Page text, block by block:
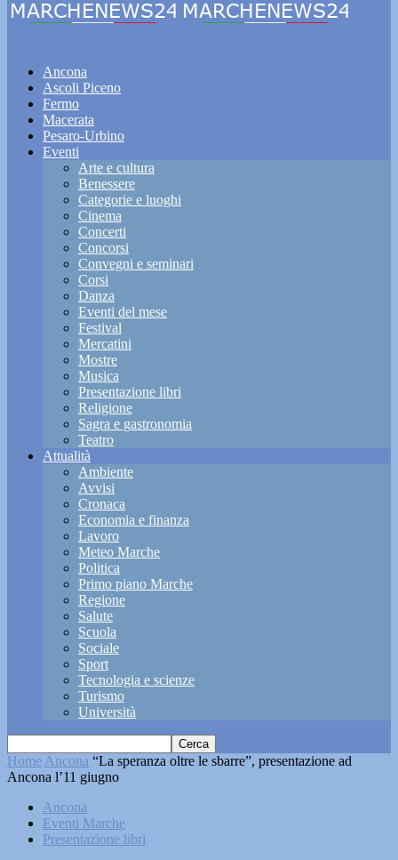
Ancona
Ascoli Piceno
Fermo
Macerata
Pesaro-Urbino
Eventi
Arte e cultura
Benessere
Categorie e luoghi
Cinema
Concerti
Concorsi
Convegni e seminari
Corsi
Danza
Eventi del mese
Festival
Mercatini
Mostre
Musica
Presentazione libri
Religione
Sagra e gastronomia
Teatro
Attualità
Ambiente
Avvisi
Cronaca
Economia e finanza
Lavoro
Meteo Marche
Politica
Primo piano Marche
Regione
Salute
Scuola
Sociale
Sport
Tecnologia e scienze
Turismo
Università
Home Ancona “La speranza oltre le sbarre”, presentazione ad
Ancona l’11 giugno
Ancona
Eventi Marche
Presentazione libri